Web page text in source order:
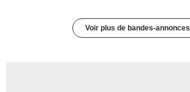
Voir plus de bandes-annonces